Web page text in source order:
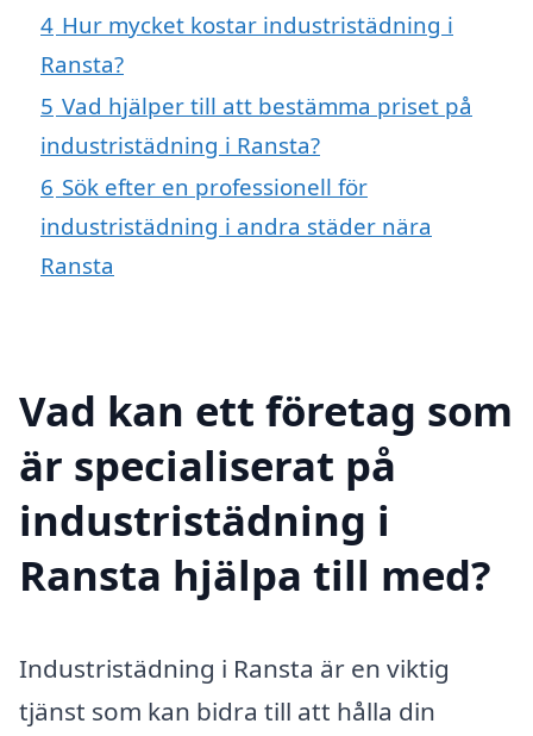
4 Hur mycket kostar industristädning i
Ransta?
5 Vad hjälper till att bestämma priset på
industristädning i Ransta?
6 Sök efter en professionell för
industristädning i andra städer nära
Ransta
Vad kan ett företag som
är specialiserat på
industristädning i
Ransta hjälpa till med?
Industristädning i Ransta är en viktig
tjänst som kan bidra till att hålla din